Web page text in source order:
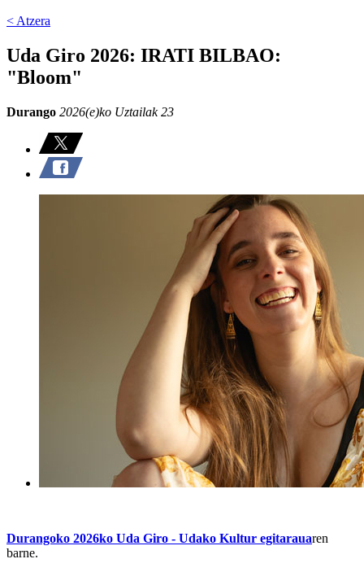
< Atzera
Uda Giro 2026: IRATI BILBAO:
"Bloom"
Durango 2026(e)ko Uztailak 23
Durangoko 2026ko Uda Giro - Udako Kultur egitarauaren
barne.